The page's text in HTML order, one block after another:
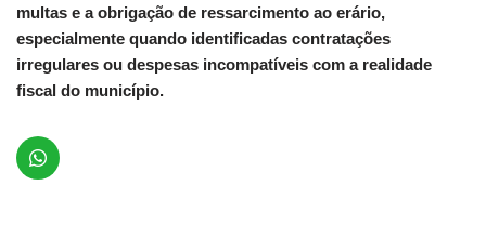
multas e a obrigação de ressarcimento ao erário,
especialmente quando identificadas contratações
irregulares ou despesas incompatíveis com a realidade
fiscal do município.